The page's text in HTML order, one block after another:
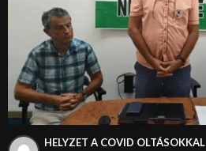
HELYZET A COVID OLTÁSOKKAL